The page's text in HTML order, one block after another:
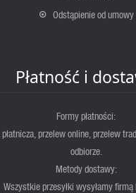
Odstąpienie od umowy
Płatność i
Formy płatności:
przelew online, przelew
odbiorze.
Metody dostawy:
Wszystkie przesyłki wysyłamy